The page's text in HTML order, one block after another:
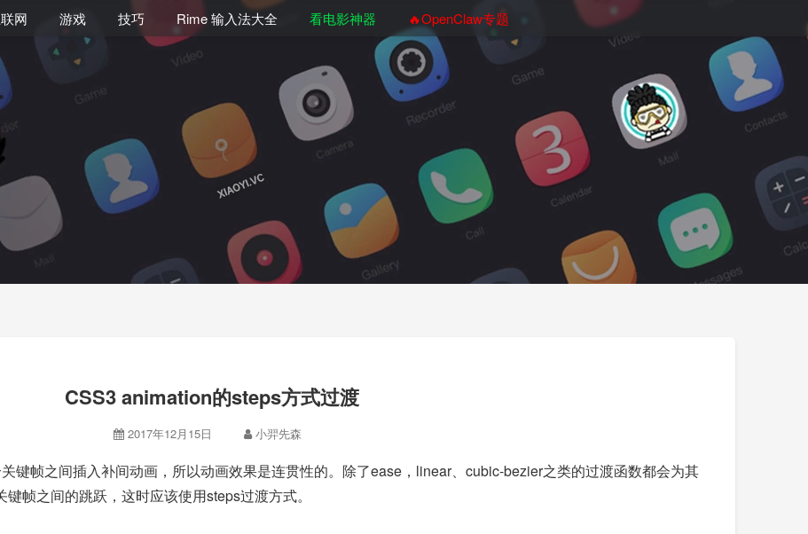
网 游戏 技巧 Rime 输入法大全 看电影神器 🔥OpenClaw专题
CSS3 animation的steps方式过渡
2017年12月15日 小羿先森
键帧之间插入补间动画，所以动画效果是连贯性的。除了ease，linear、cubic-bezier之类的过渡函数都会为其
帧之间的跳跃，这时应该使用steps过渡方式。